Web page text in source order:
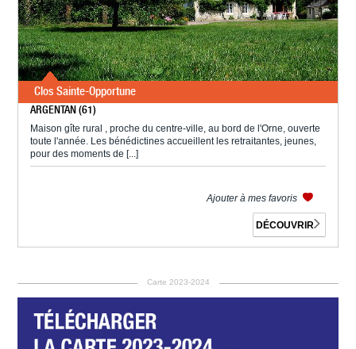
Clos Sainte-Opportune
ARGENTAN (61)
Maison gîte rural , proche du centre-ville, au bord de l'Orne, ouverte
toute l'année. Les bénédictines accueillent les retraitantes, jeunes,
pour des moments de [...]
Ajouter à mes favoris
DÉCOUVRIR
Carte 2023-2024